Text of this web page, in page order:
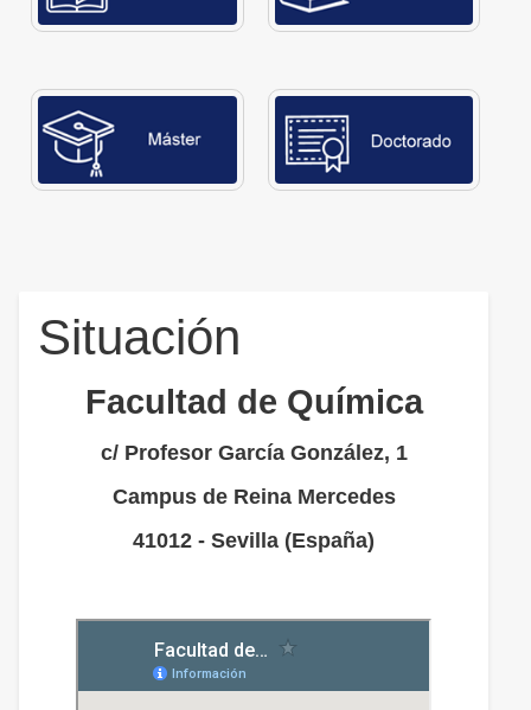
Situación
Facultad de Química
c/ Profesor García González, 1
Campus de Reina Mercedes
41012 - Sevilla (España)